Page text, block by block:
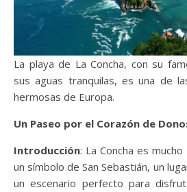
La playa de La Concha, con su
sus aguas tranquilas, es una de
hermosas de Europa.
Un Paseo por el Corazón de
Introducción: La Concha es
un símbolo de San Sebastián, un
un escenario perfecto para